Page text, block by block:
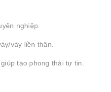
nghiệp.
váy liền thân.
tạo phong thái tự tin.